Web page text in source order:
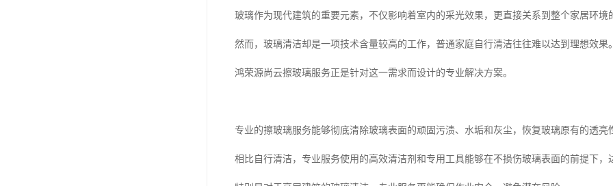
玻璃作为现代建筑的重要元素，不仅影响着室内的采光效果，更直接关系到整个家居环境
然而，玻璃清洁却是一项技术含量较高的工作，普通家庭自行清洁往往难以达到理想效果
鸿荣源尚云擦玻璃服务正是针对这一需求而设计的专业解决方案。
专业的擦玻璃服务能够彻底清除玻璃表面的顽固污渍、水垢和灰尘，恢复玻璃原有的透亮
相比自行清洁，专业服务使用的高效清洁剂和专用工具能够在不损伤玻璃表面的前提下，